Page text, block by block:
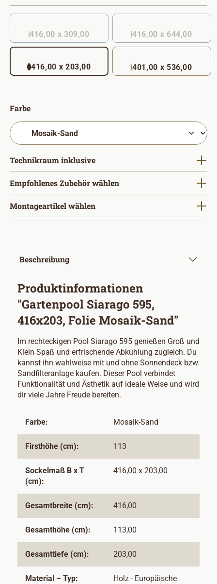
416,00 x 309,00
(Diese Option ist zurzeit nicht verfügbar. )
416,00 x 644,00
416,00 x 203,00 401,00 x 536,00
Farbeauswählen
Technikraum inklusiveauswählen
Empfohlenes Zubehör wählen
Montageartikel wählen
Beschreibung
Produktinformationen
"Gartenpool Siarago 595,
416x203, Folie Mosaik-Sand"
Im rechteckigen Pool Siarago 595 genießen Groß und
Klein Spaß und erfrischende Abkühlung zugleich. Du
kannst ihn wahlweise mit und ohne Sonnendeck bzw.
Sandfilteranlage kaufen. Dieser Pool verbindet
Funktionalität und Ästhetik auf ideale Weise und wird
dir viele Jahre Freude bereiten.
Farbe: Mosaik-Sand
Firsthöhe (cm): 113
Sockelmaß B x T
(cm):
416,00 x 203,00
Gesamtbreite (cm): 416,00
Gesamthöhe (cm): 113,00
Gesamttiefe (cm): 203,00
Material – Typ: Holz - Europäische